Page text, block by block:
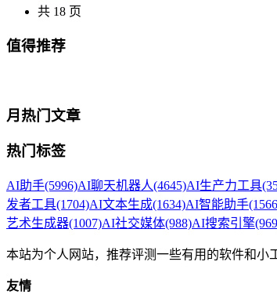
共 18 页
值得推荐
月热门文章
热门标签
AI助手(5996)AI聊天机器人(4645)AI生产力工具
发者工具(1704)AI文本生成(1634)AI智能助手
艺术生成器(1007)AI社交媒体(988)AI搜索引擎
本站为个人网站，推荐评测一些有用的软件和小
友情